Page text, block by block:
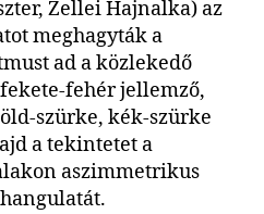
Zellei Hajnalka) az
meghagyták a
ad a közlekedő
fehér jellemző,
szürke, kék-szürke
a tekintetet a
aszimmetrikus